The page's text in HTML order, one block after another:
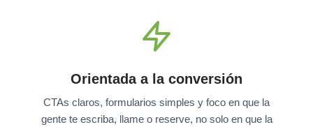
Orientada a la conversión
CTAs claros, formularios simples y foco en que la
gente te escriba, llame o reserve, no solo en que la